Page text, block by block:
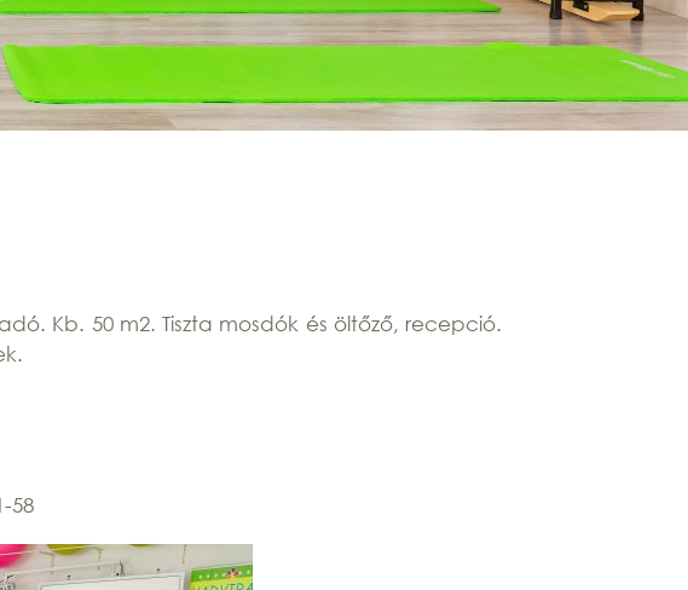
Kb. 50 m2. Tiszta mosdók és öltőző, recepció.
58